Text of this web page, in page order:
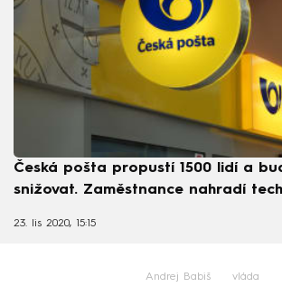
Česká pošta propustí 1500 lidí a
snižovat. Zaměstnance nahradí
23. lis 2020, 15:15
Andrej Babiš vláda